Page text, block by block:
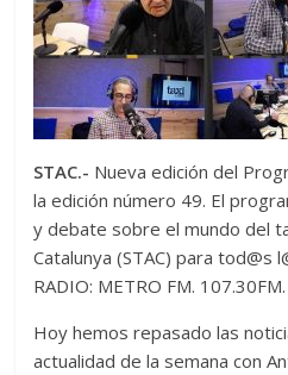
STAC.- Nueva edición del
la edición número 49. El
y debate sobre el mundo del
Catalunya (STAC) para tod@s
RADIO: METRO FM. 107.30FM.
Hoy hemos repasado las
actualidad de la semana con